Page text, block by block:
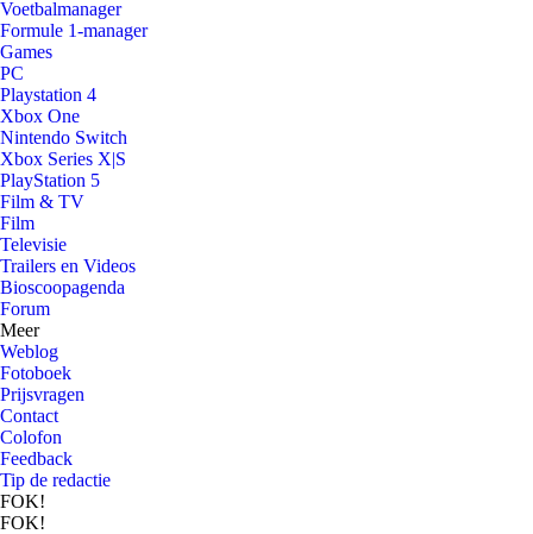
Voetbalmanager
Formule 1-manager
Games
PC
Playstation 4
Xbox One
Nintendo Switch
Xbox Series X|S
PlayStation 5
Film & TV
Film
Televisie
Trailers en Videos
Bioscoopagenda
Forum
Meer
Weblog
Fotoboek
Prijsvragen
Contact
Colofon
Feedback
Tip de redactie
FOK!
FOK!